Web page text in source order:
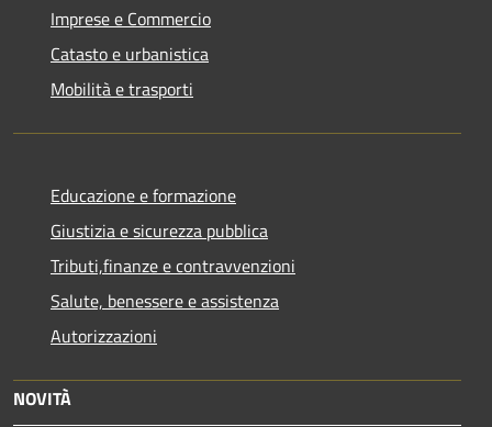
Imprese e Commercio
Catasto e urbanistica
Mobilità e trasporti
Educazione e formazione
Giustizia e sicurezza pubblica
Tributi,finanze e contravvenzioni
Salute, benessere e assistenza
Autorizzazioni
NOVITÀ